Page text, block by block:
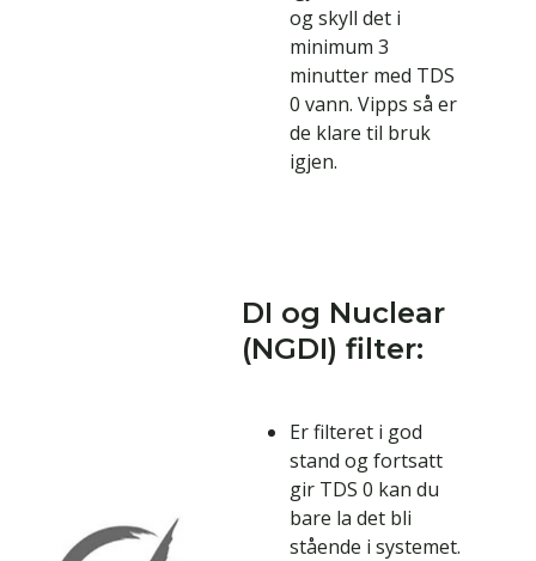
og skyll det i
minimum 3
minutter med TDS
0 vann. Vipps så er
de klare til bruk
igjen.
DI og Nuclear
(NGDI) filter:
Er filteret i god
stand og fortsatt
gir TDS 0 kan du
bare la det bli
stående i systemet.